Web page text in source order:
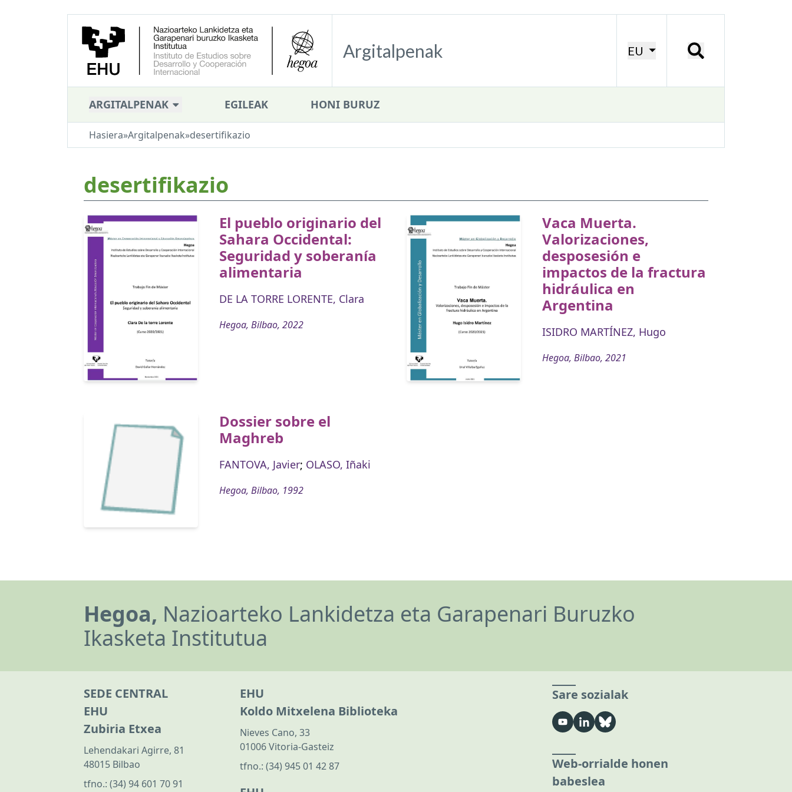
Argitalpenak EU
ARGITALPENAK EGILEAK HONI BURUZ
Hasiera»Argitalpenak»desertifikazio
desertifikazio
El pueblo originario del
Sahara Occidental:
Seguridad y soberanía
alimentaria
DE LA TORRE LORENTE, Clara
Hegoa, Bilbao, 2022
Vaca Muerta.
Valorizaciones,
desposesión e
impactos de la fractura
hidráulica en
Argentina
ISIDRO MARTÍNEZ, Hugo
Hegoa, Bilbao, 2021
Dossier sobre el
Maghreb
FANTOVA, Javier; OLASO, Iñaki
Hegoa, Bilbao, 1992
Hegoa, Nazioarteko Lankidetza eta Garapenari Buruzko
Ikasketa Institutua
SEDE CENTRAL
EHU
Zubiria Etxea
Lehendakari Agirre, 81
48015 Bilbao
tfno.: (34) 94 601 70 91
EHU
Koldo Mitxelena Biblioteka
Nieves Cano, 33
01006 Vitoria-Gasteiz
tfno.: (34) 945 01 42 87
Sare sozialak
Web-orrialde honen
babeslea